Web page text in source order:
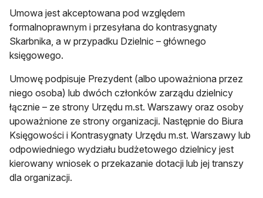
Umowa jest akceptowana pod względem
formalnoprawnym i przesyłana do kontrasygnaty
Skarbnika, a w przypadku Dzielnic – głównego
księgowego.
Umowę podpisuje Prezydent (albo upoważniona przez
niego osoba) lub dwóch członków zarządu dzielnicy
łącznie – ze strony Urzędu m.st. Warszawy oraz osoby
upoważnione ze strony organizacji. Następnie do Biura
Księgowości i Kontrasygnaty Urzędu m.st. Warszawy lub
odpowiedniego wydziału budżetowego dzielnicy jest
kierowany wniosek o przekazanie dotacji lub jej transzy
dla organizacji.